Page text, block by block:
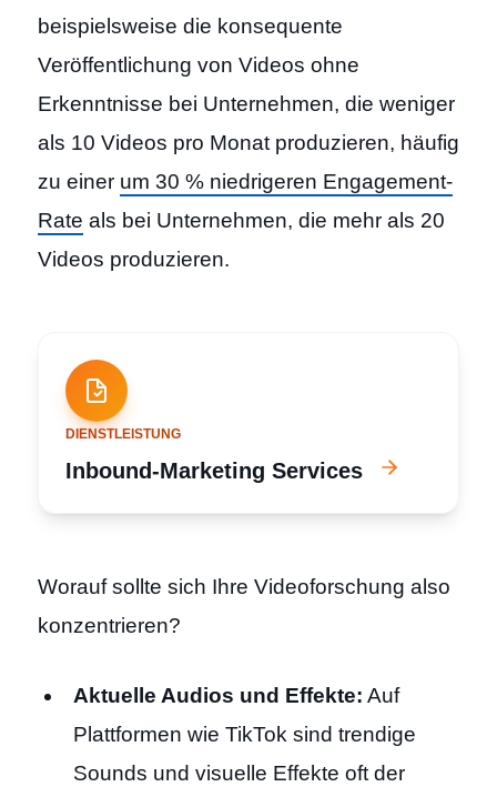
beispielsweise die konsequente
Veröffentlichung von Videos ohne
Erkenntnisse bei Unternehmen, die weniger
als 10 Videos pro Monat produzieren, häufig
zu einer um 30 % niedrigeren Engagement-
Rate als bei Unternehmen, die mehr als 20
Videos produzieren.
DIENSTLEISTUNG
Inbound-Marketing Services
Worauf sollte sich Ihre Videoforschung also
konzentrieren?
Aktuelle Audios und Effekte: Auf
Plattformen wie TikTok sind trendige
Sounds und visuelle Effekte oft der